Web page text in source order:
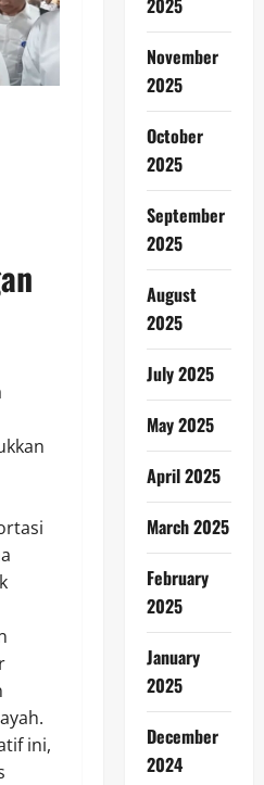
ini,
2025
November
2025
October
2025
September
2025
August
2025
July 2025
May 2025
April 2025
March 2025
February
2025
January
2025
December
2024